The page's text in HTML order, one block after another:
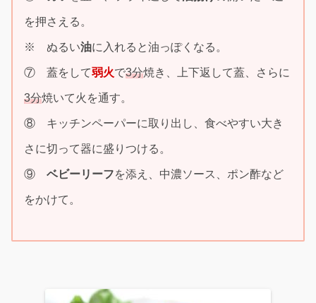
を押さえる。
※ ぬるい油に入れると油っぽくなる。
⑦ 蓋をして弱火で3分焼き、上下返して蓋、さらに
3分焼いて火を通す。
⑧ キッチンペーパーに取り出し、食べやすい大き
さに切って器に盛りつける。
⑨ ベビーリーフを添え、中濃ソース、ポン酢など
をかけて。